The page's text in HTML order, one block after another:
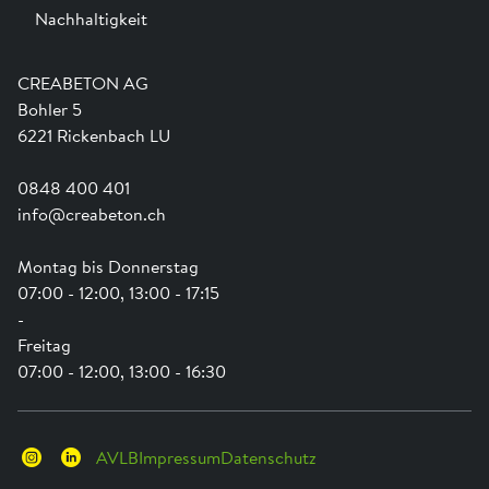
CREABETON AG
Bohler 5
6221 Rickenbach LU
0848 400 401
info@creabeton.ch
Montag bis Donnerstag
07:00 - 12:00, 13:00 - 17:15
-
Freitag
07:00 - 12:00, 13:00 - 16:30
Team
Ausbildung
Dienstleistungen
Shop Hilfe
Anwendungsunterstützung
Newsletter
Nachhaltigkeit
Engagement
Swissness
Schwammstadt
AVLBImpressumDatenschutz